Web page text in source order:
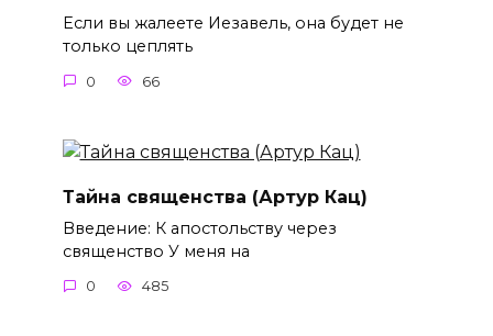
Если вы жалеете Иезавель, она будет не
только цеплять
0 66
Тайна священства (Артур Кац)
Введение: К апостольству через
священство У меня на
0 485